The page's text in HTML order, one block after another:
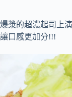
爆漿的超濃起司上
讓口感更加分!!!